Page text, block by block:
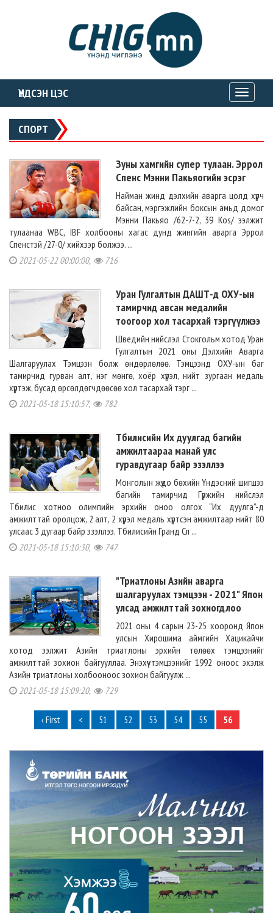
ҮНДСЭН ЦЭС
Toggle
СПОРТ
Зуны хамгийн супер тулаан. Эррол
Спенс Мэнни Пакьяогийн эсрэг
Найман жинд дэлхийн аварга цолд хүрч
байсан, мэргэжлийн боксын амьд домог
Мэнни Пакьяо /62-7-2, 39 Kos/ ээлжит
тулаанаа WBC, IBF холбооны хагас дунд жингийн аварга Эррол
Спенстэй /27-0/ хийхээр болжээ. ...
2021-05-22 00:00:00, 716
Уран Гулгалтын ДАШТ-д ОХУ-ын
тамирчид авсан медалийн
тоогоор хол тасархай тэргүүлжээ
Шведийн нийслэл Стокгольм хотод Уран
Гулгалтын 2021 оны Дэлхийн Аварга
Шалгаруулах Тэмцээн болж өндөрлөлөө. Тэмцээнд ОХУ-ын баг
тамирчид гурван алт, нэг мөнгө, хоёр хүрэл, нийт зургаан медаль
хүртэж, бусад өрсөлдөгчдөөсөө хол тасархай тэрг ...
2021-05-18 15:10:57, 782
Тбилисийн Их дуулгад багийн
амжилтаараа манай улс
гуравдугаар байр эзэллээ
Монголын жүдо бөхийн Үндэсний шигшээ
багийн тамирчид Гүржийн нийслэл
Тбилис хотноо олимпийн эрхийн оноо олгох “Их дуулга”-д
амжилттай оролцож, 2 алт, 2 хүрэл медаль хүртсэн амжилтаар нийт 80
улсаас 3 дугаар байр эзэллээ. Тбилисийн Гранд Сл ...
2021-05-18 15:10:30, 747
"Триатлоны Азийн аварга
шалгаруулах тэмцээн - 2021" Япон
улсад амжилттай зохиогдлоо
2021 оны 4 сарын 23-25 хооронд Япон
улсын Хирошима аймгийн Хацикайчи
хотод ээлжит Азийн триатлоны эрхийн төлөөх тэмцээнийг
амжилттай зохион байгууллаа. Энэхүү тэмцээнийг 1992 оноос эхэлж
Азийн триатлоны холбооноос зохион байгуулж ...
2021-05-18 15:09:20, 729
‹ First < 51 52 53 54 55 56